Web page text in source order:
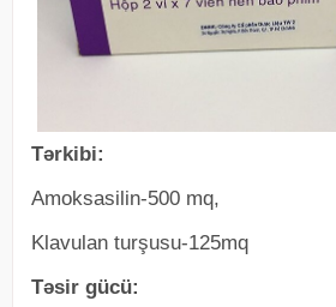
Tərkibi:
Amoksasilin-500 mq,
Klavulan turşusu-125mq
Təsir gücü: